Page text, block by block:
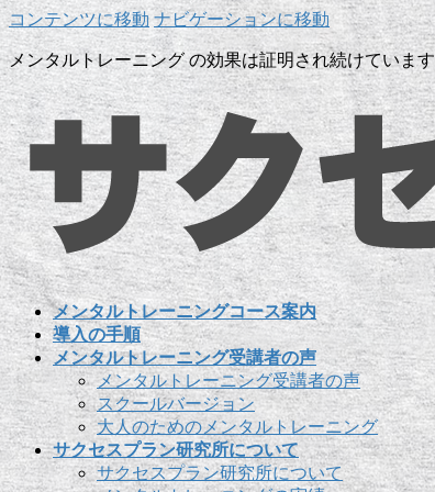
コンテンツに移動 ナビゲーションに移動
メンタルトレーニング の効果は証明され続けています
メンタルトレーニングコース案内
導入の手順
メンタルトレーニング受講者の声
メンタルトレーニング受講者の声
スクールバージョン
大人のためのメンタルトレーニング
サクセスプラン研究所について
サクセスプラン研究所について